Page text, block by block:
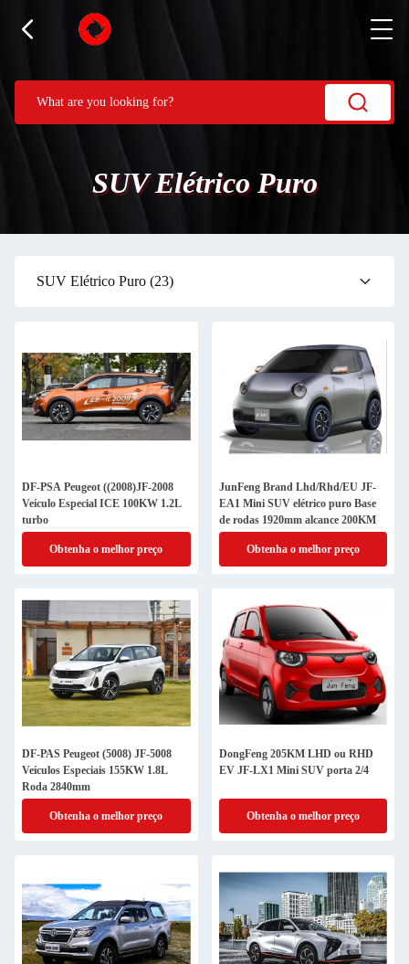
SUV Elétrico Puro
SUV Elétrico Puro (23)
DF-PSA Peugeot ((2008)JF-2008
Veículo Especial ICE 100KW 1.2L
turbo
Obtenha o melhor preço
JunFeng Brand Lhd/Rhd/EU JF-
EA1 Mini SUV elétrico puro Base
de rodas 1920mm alcance 200KM
Obtenha o melhor preço
DF-PAS Peugeot (5008) JF-5008
Veículos Especiais 155KW 1.8L
Roda 2840mm
Obtenha o melhor preço
DongFeng 205KM LHD ou RHD
EV JF-LX1 Mini SUV porta 2/4
Obtenha o melhor preço